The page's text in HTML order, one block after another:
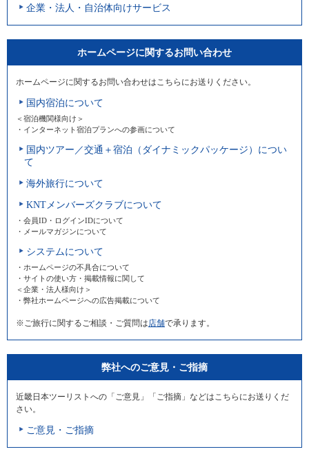
企業・法人・自治体向けサービス
ホームページに関するお問い合わせ
ホームページに関するお問い合わせはこちらにお送りください。
国内宿泊について
＜宿泊機関様向け＞
・インターネット宿泊プランへの参画について
国内ツアー／交通＋宿泊（ダイナミックパッケージ）につい
て
海外旅行について
KNTメンバーズクラブについて
・会員ID・ログインIDについて
・メールマガジンについて
システムについて
・ホームページの不具合について
・サイトの使い方・掲載情報に関して
＜企業・法人様向け＞
・弊社ホームページへの広告掲載について
※ご旅行に関するご相談・ご質問は店舗で承ります。
弊社へのご意見・ご指摘
近畿日本ツーリストへの「ご意見」「ご指摘」などはこちらにお送りくだ
さい。
ご意見・ご指摘